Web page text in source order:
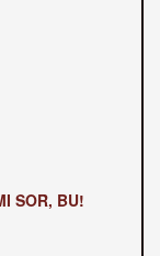
SOR, BU!